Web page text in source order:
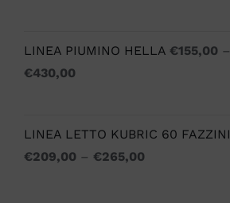
LINEA PIUMINO HELLA €155,00 –
€430,00
LINEA LETTO KUBRIC 60 FAZZINI
€209,00 – €265,00